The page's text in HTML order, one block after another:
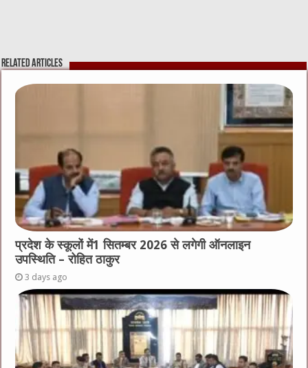
Related Articles
प्रदेश के स्कूलों में1 सितम्बर 2026 से लगेगी ऑनलाइन
उपस्थिति – रोहित ठाकुर
3 days ago